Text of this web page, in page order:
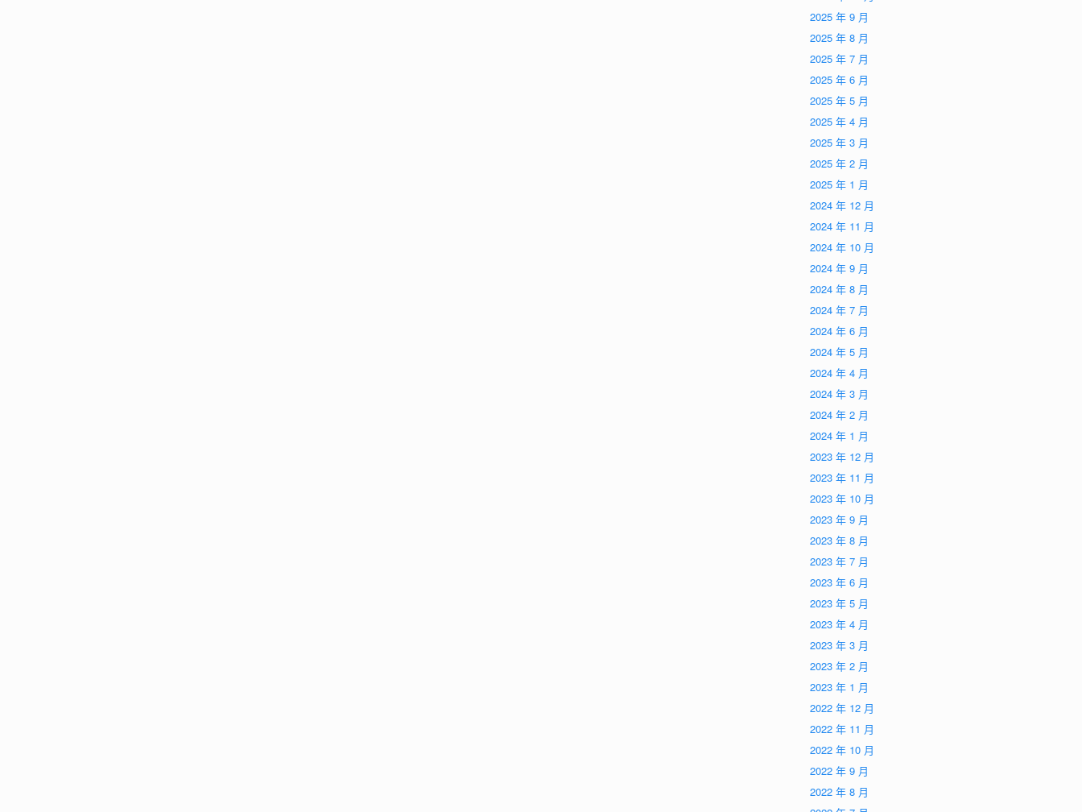
2025 年 9 月
2025 年 8 月
2025 年 7 月
2025 年 6 月
2025 年 5 月
2025 年 4 月
2025 年 3 月
2025 年 2 月
2025 年 1 月
2024 年 12 月
2024 年 11 月
2024 年 10 月
2024 年 9 月
2024 年 8 月
2024 年 7 月
2024 年 6 月
2024 年 5 月
2024 年 4 月
2024 年 3 月
2024 年 2 月
2024 年 1 月
2023 年 12 月
2023 年 11 月
2023 年 10 月
2023 年 9 月
2023 年 8 月
2023 年 7 月
2023 年 6 月
2023 年 5 月
2023 年 4 月
2023 年 3 月
2023 年 2 月
2023 年 1 月
2022 年 12 月
2022 年 11 月
2022 年 10 月
2022 年 9 月
2022 年 8 月